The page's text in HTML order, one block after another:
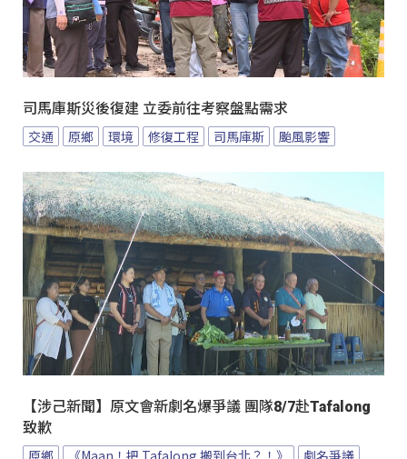
司馬庫斯災後復建 立委前往考察盤點需求
交通 原鄉 環境 修復工程 司馬庫斯 颱風影響
【涉己新聞】原文會新劇名爆爭議 團隊8/7赴Tafalong
致歉
原鄉 《Maan！把 Tafalong 搬到台北？！》
劇名爭議